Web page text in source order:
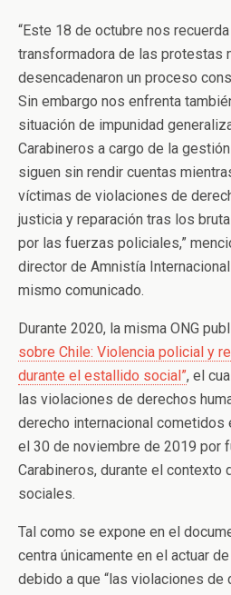
“Este 18 de octubre nos
transformadora de las protestas
desencadenaron un proceso
Sin embargo nos enfrenta
situación de impunidad
Carabineros a cargo de la
siguen sin rendir cuentas
víctimas de violaciones de
justicia y reparación tras los
por las fuerzas policiales,”
director de Amnistía
mismo comunicado.
Durante 2020, la misma ONG
sobre Chile: Violencia policial y
durante el estallido social”, el
las violaciones de derechos
derecho internacional cometidos
el 30 de noviembre de 2019 por
Carabineros, durante el contexto
sociales.
Tal como se expone en el
centra únicamente en el actuar
debido a que “las violaciones de